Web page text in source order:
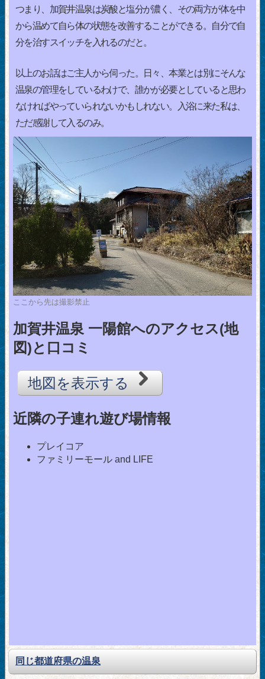
つまり、加賀井温泉は炭酸と塩分が濃く、その両方が体を中
から温めて自ら体の状態を改善することができる。自分で自
分を治すスイッチを入れるのだと。
以上のお話はご主人から伺った。日々、本業とは別にそんな
温泉の管理をしているわけで、誰かが必要としていると思わ
なければやっていられないかもしれない。入浴に来た私は、
ただ感謝して入るのみ。
ここから先は撮影禁止
加賀井温泉 一陽館へのアクセス(地
図)と口コミ
地図を表示する
近隣の子連れ遊び場情報
プレイコア
ファミリーモール and LIFE
同じ都道府県の温泉